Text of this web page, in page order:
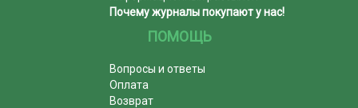
Почему журналы покупают у нас!
ПОМОЩЬ
Вопросы и ответы
Оплата
Возврат